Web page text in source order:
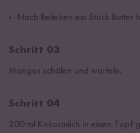
Nach Belieben ein Stück Butter
Schritt 03
Mangos schälen und würfeln.
Schritt 04
200 ml Kokosmilch in einen Topf